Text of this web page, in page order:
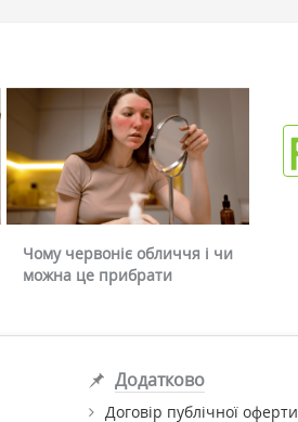
Чому червоніє обличчя і чи
можна це прибрати
Додатково
Договір публічної оферти